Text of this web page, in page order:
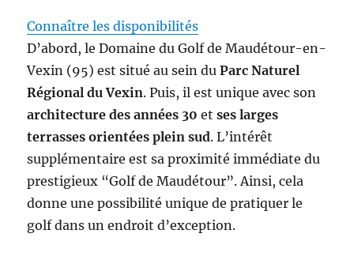
Connaître les disponibilités
D’abord, le Domaine du Golf de Maudétour-en-
Vexin (95) est situé au sein duParc Naturel
Régional du Vexin. Puis, il est unique avec son
architecture des années 30 etses larges
terrasses orientées plein sud. L’intérêt
supplémentaire est sa proximité immédiate du
prestigieux “Golf de Maudétour”. Ainsi, cela
donne une possibilité unique de pratiquer le
golf dans un endroit d’exception.